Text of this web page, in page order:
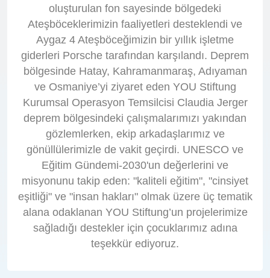
oluşturulan fon sayesinde bölgedeki
Ateşböceklerimizin faaliyetleri desteklendi ve
Aygaz 4 Ateşböceğimizin bir yıllık işletme
giderleri Porsche tarafından karşılandı. Deprem
bölgesinde Hatay, Kahramanmaraş, Adıyaman
ve Osmaniye’yi ziyaret eden YOU Stiftung
Kurumsal Operasyon Temsilcisi Claudia Jerger
deprem bölgesindeki çalışmalarımızı yakından
gözlemlerken, ekip arkadaşlarımız ve
gönüllülerimizle de vakit geçirdi. UNESCO ve
Eğitim Gündemi-2030'un değerlerini ve
misyonunu takip eden: "kaliteli eğitim", "cinsiyet
eşitliği" ve "insan hakları" olmak üzere üç tematik
alana odaklanan YOU Stiftung’un projelerimize
sağladığı destekler için çocuklarımız adına
teşekkür ediyoruz.